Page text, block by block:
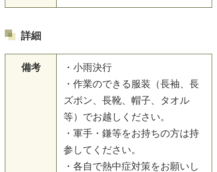
詳細
備考
・小雨決行
・作業のできる服装（長袖、長
ズボン、長靴、帽子、タオル
等）でお越しください。
・軍手・鎌等をお持ちの方は持
参してください。
・各自で熱中症対策をお願いし